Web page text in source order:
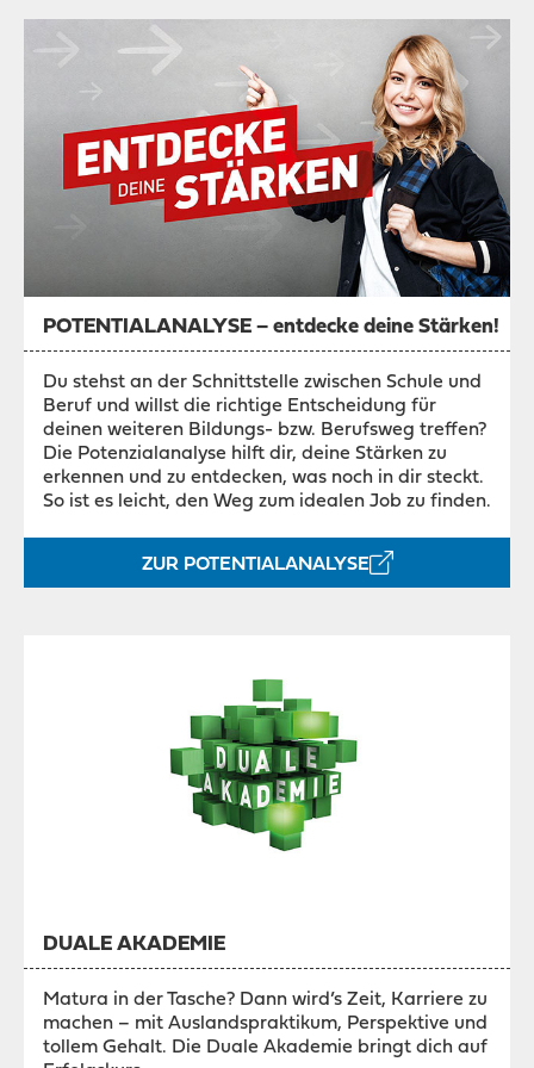
POTENTIALANALYSE – entdecke deine Stärken!
Du stehst an der Schnittstelle zwischen Schule und
Beruf und willst die richtige Entscheidung für
deinen weiteren Bildungs- bzw. Berufsweg treffen?
Die Potenzialanalyse hilft dir, deine Stärken zu
erkennen und zu entdecken, was noch in dir steckt.
So ist es leicht, den Weg zum idealen Job zu finden.
ZUR POTENTIALANALYSE
DUALE AKADEMIE
Matura in der Tasche? Dann wird’s Zeit, Karriere zu
machen – mit Auslandspraktikum, Perspektive und
tollem Gehalt. Die Duale Akademie bringt dich auf